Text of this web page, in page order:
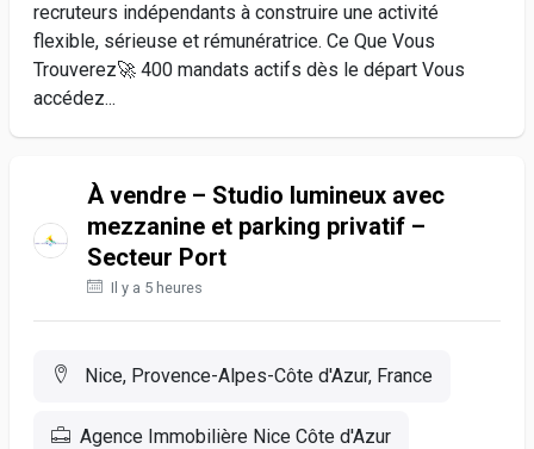
recruteurs indépendants à construire une activité
flexible, sérieuse et rémunératrice. Ce Que Vous
Trouverez🚀 400 mandats actifs dès le départ Vous
accédez...
À vendre – Studio lumineux avec
mezzanine et parking privatif –
Secteur Port
Il y a 5 heures
Nice, Provence-Alpes-Côte d'Azur, France
Agence Immobilière Nice Côte d'Azur